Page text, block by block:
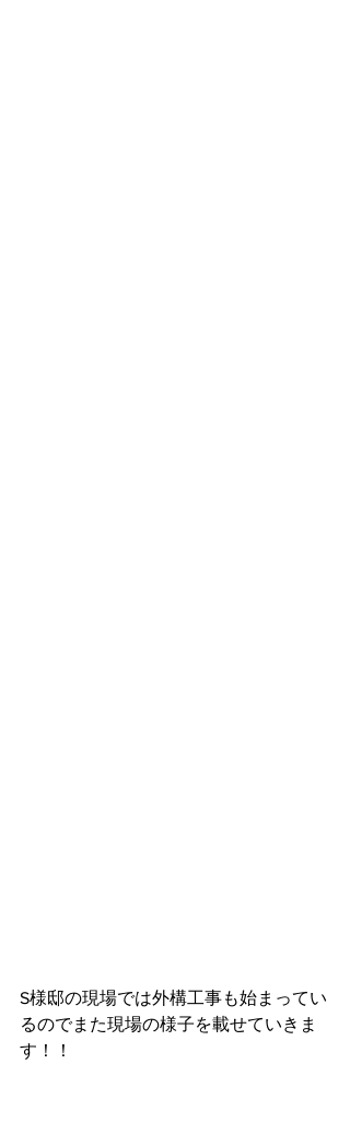
S様邸の現場では外構工事も始まってい
るのでまた現場の様子を載せていきま
す！！